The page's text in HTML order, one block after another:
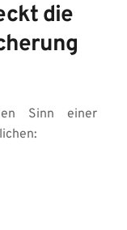
die
Sinn einer